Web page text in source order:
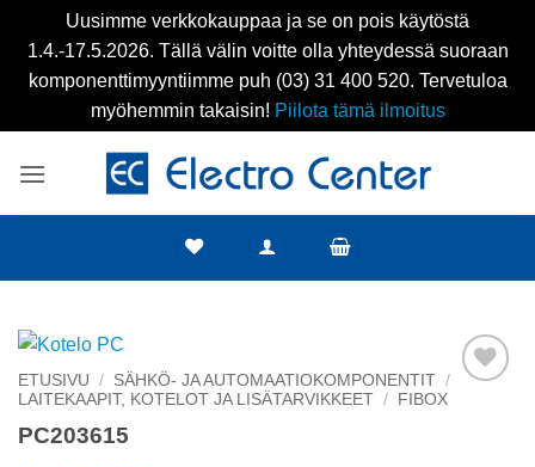
Uusimme verkkokauppaa ja se on pois käytöstä
1.4.-17.5.2026. Tällä välin voitte olla yhteydessä suoraan
komponenttimyyntiimme puh (03) 31 400 520. Tervetuloa
myöhemmin takaisin! Piilota tämä ilmoitus
ETUSIVU / SÄHKÖ- JA AUTOMAATIOKOMPONENTIT /
LAITEKAAPIT, KOTELOT JA LISÄTARVIKKEET / FIBOX
PC203615